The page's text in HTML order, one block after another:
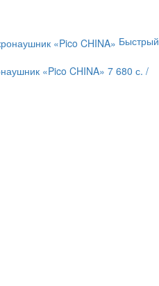
Быстрый
«Pico CHINA» 7 680 с. /